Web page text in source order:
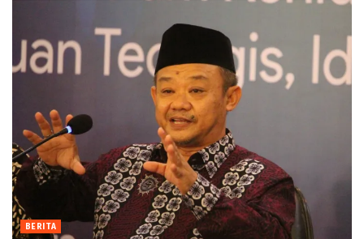
BERITA